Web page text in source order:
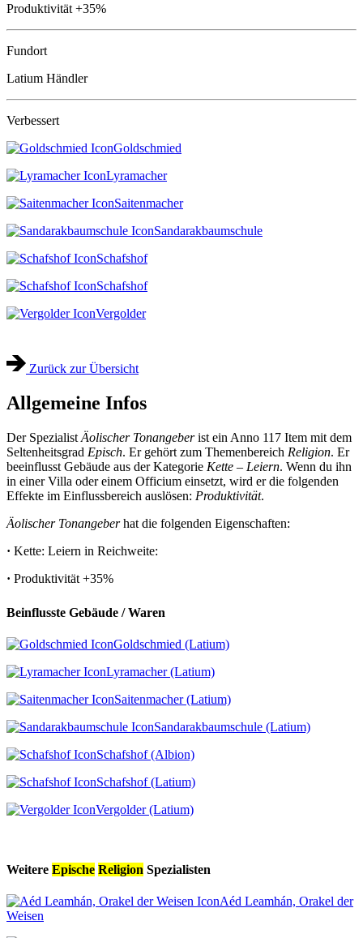
Produktivität +35%
Fundort
Latium Händler
Verbessert
Goldschmied
Lyramacher
Saitenmacher
Sandarakbaumschule
Schafshof
Schafshof
Vergolder
Zurück zur Übersicht
Allgemeine Infos
Der Spezialist Äolischer Tonangeberist ein Anno 117 Item mit dem
Seltenheitsgrad Episch. Er gehört zum Themenbereich Religion. Er
beeinflusst Gebäude aus der Kategorie Kette – Leiern. Wenn du ihn
in einer Villa oder einem Officium einsetzt, wird er die folgenden
Effekte im Einflussbereich auslösen: Produktivität.
Äolischer Tonangeberhat die folgenden Eigenschaften:
· Kette: Leiern in Reichweite:
· Produktivität +35%
Beinflusste Gebäude / Waren
Goldschmied (Latium)
Lyramacher (Latium)
Saitenmacher (Latium)
Sandarakbaumschule (Latium)
Schafshof (Albion)
Schafshof (Latium)
Vergolder (Latium)
Weitere Epische Religion Spezialisten
Aéd Leamhán, Orakel der
Weisen